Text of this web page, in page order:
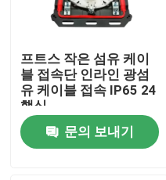
제품
비디오
우리 에 관한 것
프트스 작은 섬유 케이
블 접속단 인라인 광섬
유 케이블 접속 IP65 24
핵심
문의 보내기